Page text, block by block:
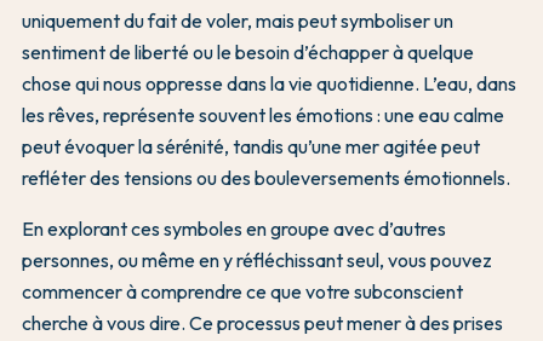
uniquement du fait de voler, mais peut symboliser un
sentiment de liberté ou le besoin d’échapper à quelque
chose qui nous oppresse dans la vie quotidienne. L’eau, dans
les rêves, représente souvent les émotions : une eau calme
peut évoquer la sérénité, tandis qu’une mer agitée peut
refléter des tensions ou des bouleversements émotionnels.
En explorant ces symboles en groupe avec d’autres
personnes, ou même en y réfléchissant seul, vous pouvez
commencer à comprendre ce que votre subconscient
cherche à vous dire. Ce processus peut mener à des prises